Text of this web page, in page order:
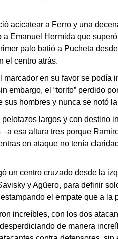
acicatear a Ferro y una
Emanuel Hermida que
palo batió a Pucheta
el centro atrás.
marcador en su favor se podía
embargo, el “torito” perdido
sus hombres y nunca se notó
largos y con destino
esa altura tres porque
en ataque no tenía
un centro cruzado desde la
y Agüero, para definir
el empate que a la
increíbles, con los dos
de manera